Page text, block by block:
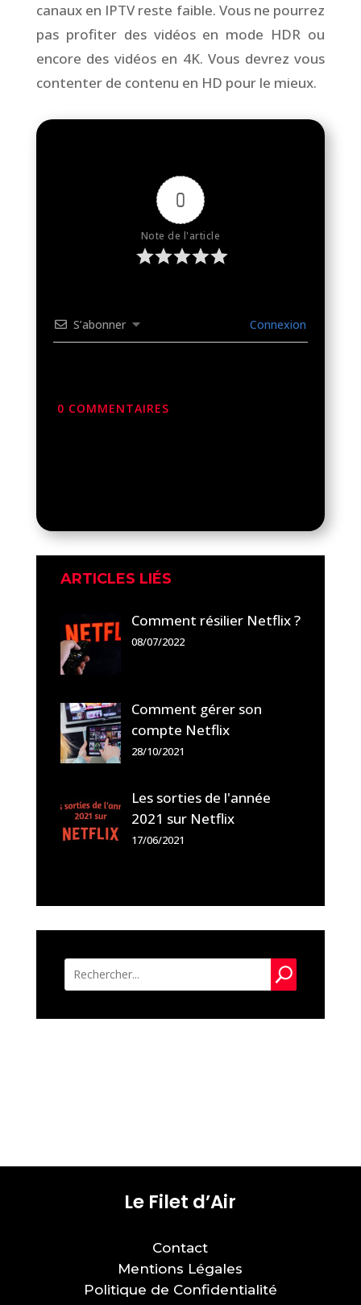
canaux en IPTV reste faible. Vous ne pourrez
pas profiter des vidéos en mode HDR ou
encore des vidéos en 4K. Vous devrez vous
contenter de contenu en HD pour le mieux.
0
Note de l'article
S’abonner Connexion
0 COMMENTAIRES
ARTICLES LIÉS
Comment résilier Netflix ?
08/07/2022
Comment gérer son
compte Netflix
28/10/2021
Les sorties de l'année
2021 sur Netflix
17/06/2021
U
Le Filet d’Air
Contact
Mentions Légales
Politique de Confidentialité